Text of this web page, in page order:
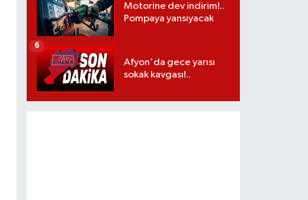
Motorine dev indirim!..
Pompaya yansıyacak
Afyon'da gece yarısı
sokak kavgası!..
6